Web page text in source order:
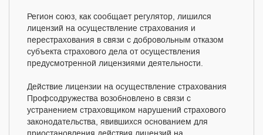
Регион союз, как сообщает регулятор, лишился
лицензий на осуществление страхования и
перестрахования в связи с добровольным отказом
субъекта страхового дела от осуществления
предусмотренной лицензиями деятельности.
Действие лицензии на осуществление страхования
Профсодружества возобновлено в связи с
устранением страховщиком нарушений страхового
законодательства, явившихся основанием для